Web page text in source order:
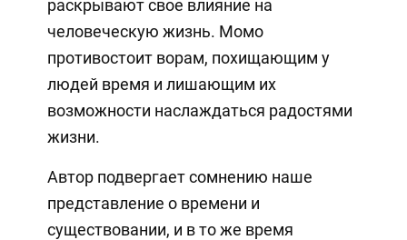
раскрывают свое влияние на
человеческую жизнь. Момо
противостоит ворам, похищающим у
людей время и лишающим их
возможности наслаждаться радостями
жизни.
Автор подвергает сомнению наше
представление о времени и
существовании, и в то же время